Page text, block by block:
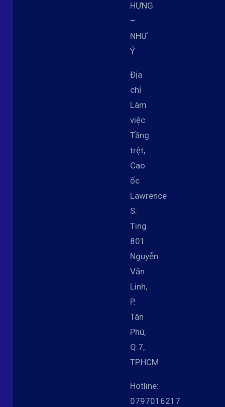
HƯNG
–
NHƯ
Ý
Địa
chỉ
Làm
việc:
Tầng
trệt,
Cao
ốc
Lawrence
S.
Ting
801
Nguyễn
Văn
Linh,
P.
Tân
Phú,
Q.7,
TP.HCM
Hotline:
0797016217